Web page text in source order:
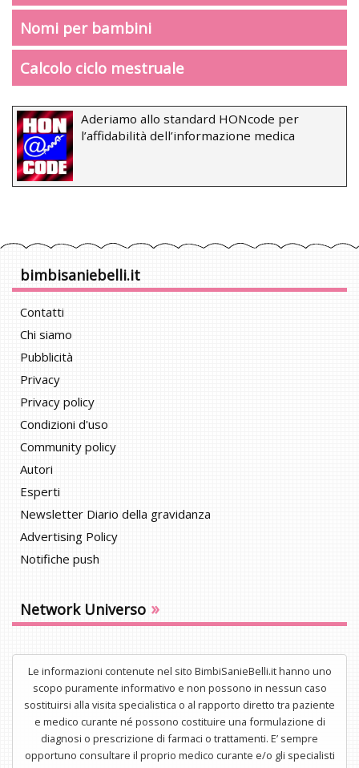
Nomi per bambini
Calcolo ciclo mestruale
Aderiamo allo standard HONcode per
l’affidabilità dell’informazione medica
bimbisaniebelli.it
Contatti
Chi siamo
Pubblicità
Privacy
Privacy policy
Condizioni d'uso
Community policy
Autori
Esperti
Newsletter Diario della gravidanza
Advertising Policy
Notifiche push
Network Universo »
Le informazioni contenute nel sito BimbiSanieBelli.it hanno uno
scopo puramente informativo e non possono in nessun caso
sostituirsi alla visita specialistica o al rapporto diretto tra paziente
e medico curante né possono costituire una formulazione di
diagnosi o prescrizione di farmaci o trattamenti. E’ sempre
opportuno consultare il proprio medico curante e/o gli specialisti